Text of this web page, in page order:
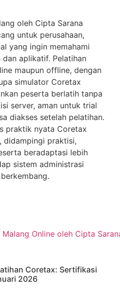
oleh Cipta Sarana
untuk perusahaan,
yang ingin memahami
aplikatif. Pelatihan
maupun offline, dengan
simulator Coretax
peserta berlatih tanpa
server, aman untuk trial
diakses setelah pelatihan.
praktik nyata Coretax
didampingi praktisi,
beradaptasi lebih
sistem administrasi
Coretax: Sertifikasi
2026